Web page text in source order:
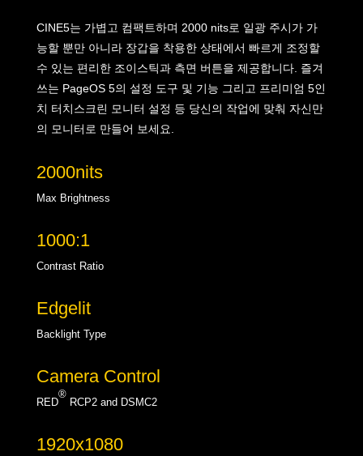
CINE5는 가볍고 컴팩트하며 2000nits로 일광 주시가 가
능할 뿐만 아니라 장갑을 착용한 상태에서 빠르게 조정할
수 있는 편리한 조이스틱과 측면 버튼을 제공합니다. 즐겨
쓰는 PageOS 5의 설정 도구 및 기능 그리고 프리미엄 5인
치 터치스크린 모니터 설정 등 당신의 작업에 맞춰 자신만
의 모니터로 만들어 보세요.
2000nits
Max Brightness
1000:1
Contrast Ratio
Edgelit
Backlight Type
Camera Control
RED
®
RCP2and DSMC2
1920x1080